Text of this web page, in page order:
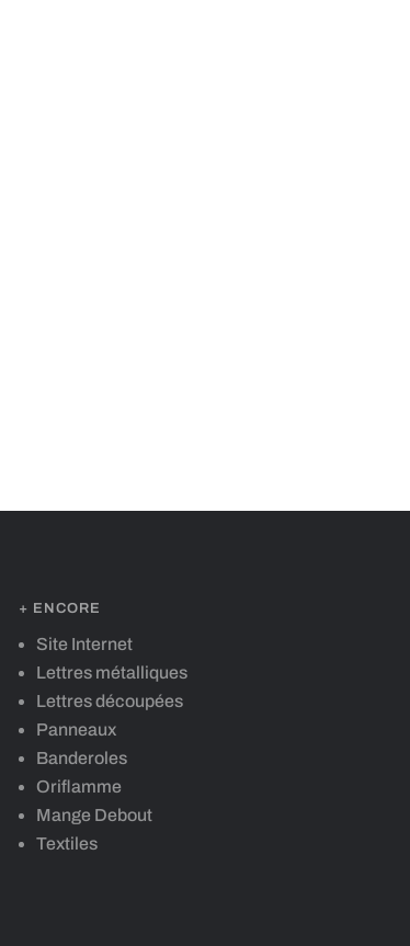
+ ENCORE
Site Internet
Lettres métalliques
Lettres découpées
Panneaux
Banderoles
Oriflamme
Mange Debout
Textiles